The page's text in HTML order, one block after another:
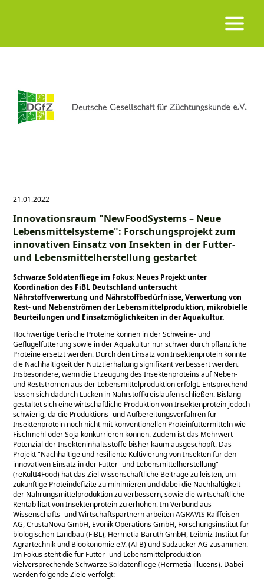
21.01.2022
Innovationsraum
NewFoodSystems – Neue
Lebensmittelsysteme : Forschungsprojekt zum
innovativen Einsatz von Insekten in der Futter-
und Lebensmittelherstellung gestartet
Schwarze Soldatenfliege im Fokus: Neues Projekt unter
Koordination des FiBL Deutschland untersucht
Nährstoffverwertung und Nährstoffbedürfnisse, Verwertung von
Rest- und Nebenströmen der Lebensmittelproduktion, mikrobielle
Beurteilungen und Einsatzmöglichkeiten in der Aquakultur.
Hochwertige tierische Proteine können in der Schweine- und
Geflügelfütterung sowie in der Aquakultur nur schwer durch pflanzliche
Proteine ersetzt werden. Durch den Einsatz von Insektenprotein könnte
die Nachhaltigkeit der Nutztierhaltung signifikant verbessert werden.
Insbesondere, wenn die Erzeugung des Insektenproteins auf Neben-
und Restströmen aus der Lebensmittelproduktion erfolgt. Entsprechend
lassen sich dadurch Lücken in Nährstoffkreisläufen schließen. Bislang
gestaltet sich eine wirtschaftliche Produktion von Insektenprotein jedoch
schwierig, da die Produktions- und Aufbereitungsverfahren für
Insektenprotein noch nicht mit konventionellen Proteinfuttermitteln wie
Fischmehl oder Soja konkurrieren können. Zudem ist das Mehrwert-
Potenzial der Insekteninhaltsstoffe bisher kaum ausgeschöpft. Das
Projekt Nachhaltige und resiliente Kultivierung von Insekten für den
innovativen Einsatz in der Futter- und Lebensmittelherstellung
(reKultI4Food) hat das Ziel wissenschaftliche Beiträge zu leisten, um
zukünftige Proteindefizite zu minimieren und dabei die Nachhaltigkeit
der Nahrungsmittelproduktion zu verbessern, sowie die wirtschaftliche
Rentabilität von Insektenprotein zu erhöhen. Im Verbund aus
Wissenschafts- und Wirtschaftspartnern arbeiten AGRAVIS Raiffeisen
AG, CrustaNova GmbH, Evonik Operations GmbH, Forschungsinstitut für
biologischen Landbau (FiBL), Hermetia Baruth GmbH, Leibniz-Institut für
Agrartechnik und Bioökonomie e.V. (ATB) und Südzucker AG zusammen.
Im Fokus steht die für Futter- und Lebensmittelproduktion
vielversprechende Schwarze Soldatenfliege (Hermetia illucens). Dabei
werden folgende Ziele verfolgt: